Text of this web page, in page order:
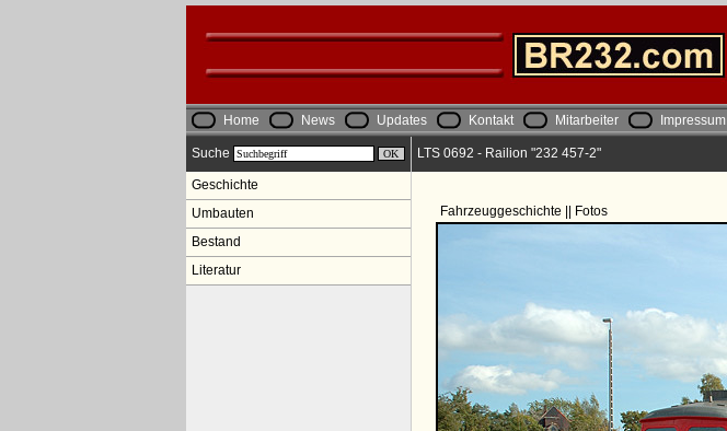
Home News Updates Kontakt Mitarbeiter Impressum
Suche
Geschichte
Umbauten
Bestand
Literatur
LTS 0692 - Railion "232 457-2"
Fahrzeuggeschichte || Fotos